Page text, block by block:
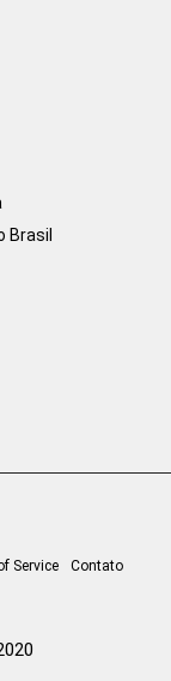
Brasil
Service Contato